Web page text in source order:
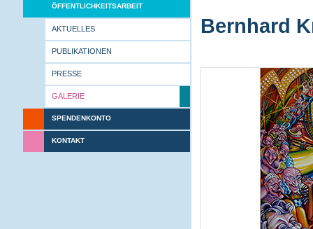
ÖFFENTLICHKEITSARBEIT
AKTUELLES
PUBLIKATIONEN
PRESSE
GALERIE
SPENDENKONTO
KONTAKT
Bernhard